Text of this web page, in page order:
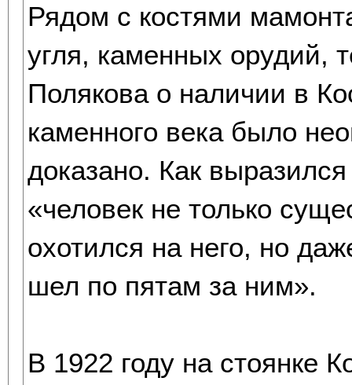
Рядом с костями
угля, каменных орудий,
Полякова о наличии в
каменного века было
доказано. Как
«человек не только
охотился на него, но
шел по пятам за ним».
В 1922 году на стоянке